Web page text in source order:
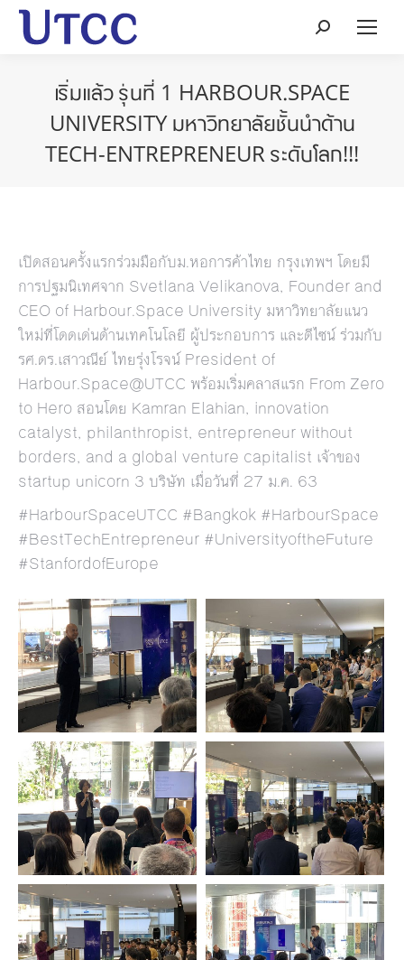
Search:
เริ่มแล้ว รุ่นที่ 1 HARBOUR.SPACE
UNIVERSITY มหาวิทยาลัยชั้นนำด้าน
TECH-ENTREPRENEUR ระดับโลก!!!
เปิดสอนครั้งแรกร่วมมือกับม.หอการค้าไทย กรุงเทพฯ โดยมี
การปฐมนิเทศจาก Svetlana Velikanova, Founder and
CEO of Harbour.Space University มหาวิทยาลัยแนว
ใหม่ที่โดดเด่นด้านเทคโนโลยี ผู้ประกอบการ และดีไซน์ ร่วมกับ
รศ.ดร.เสาวณีย์ ไทยรุ่งโรจน์ President of
Harbour.Space@UTCC พร้อมเริ่มคลาสแรก From Zero
to Hero สอนโดย Kamran Elahian, innovation
catalyst, philanthropist, entrepreneur without
borders, and a global venture capitalist เจ้าของ
startup unicorn 3 บริษัท เมื่อวันที่ 27 ม.ค. 63
#HarbourSpaceUTCC #Bangkok #HarbourSpace
#BestTechEntrepreneur #UniversityoftheFuture
#StanfordofEurope